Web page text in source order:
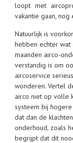
loopt met
vakantie gaan,
Natuurlijk is
hebben echter
maanden airco-
verstandig is om
aircoservice
wonderen. Vertel
airco niet op volle
systeem bij
dat dan de
onderhoud, zoals
begrijpt dat dit